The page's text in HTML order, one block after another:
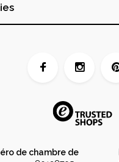
de chambre de